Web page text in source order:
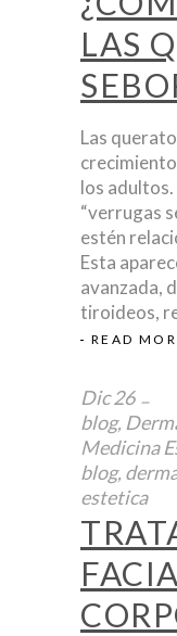
LAS
Las
los
“verrugas
estén
Esta
avanzada,
tiroideos,
READ
Dic 26
blog,
Medicina
blog,
estetica